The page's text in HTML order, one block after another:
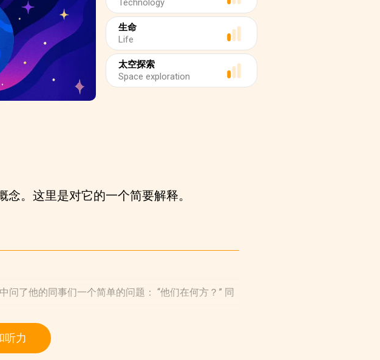
Technology
生命
Life
太空探索
Space exploration
。这里是对它的一个简要解释。
了他的同事们一个简单的问题： “他们在何方？” 同
听力